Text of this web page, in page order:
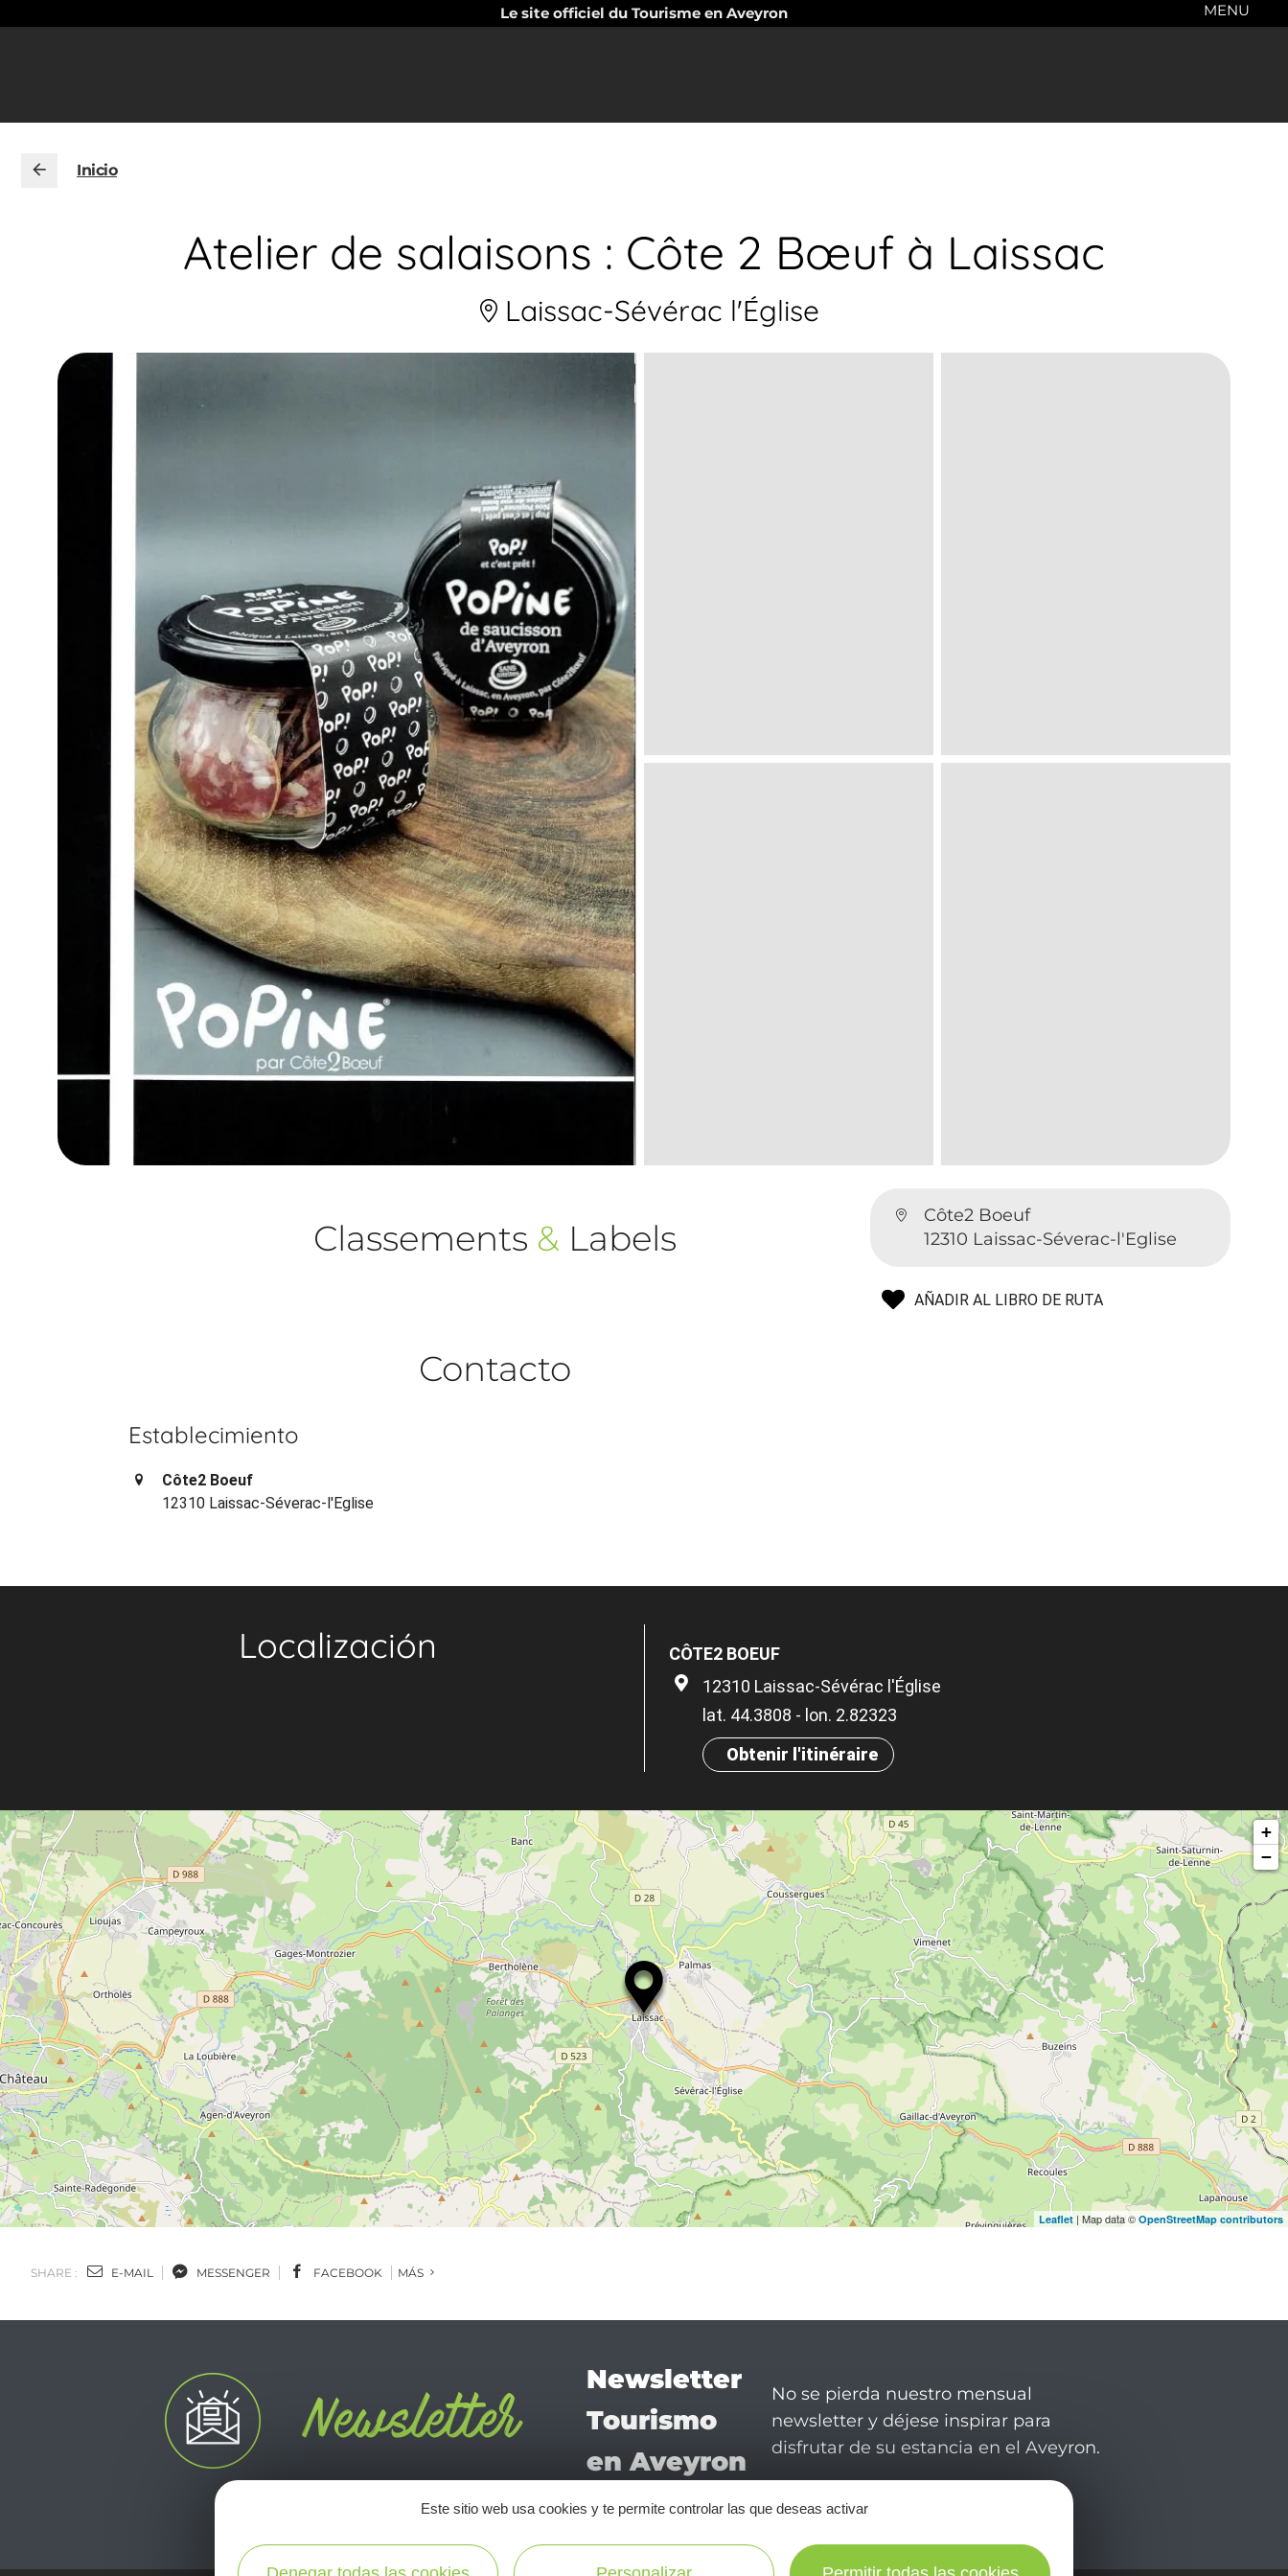
Le site officiel du Tourisme en Aveyron MENU
Inicio
Atelier de salaisons : Côte 2 Bœuf à Laissac
Laissac-Sévérac l'Église
Côte2 Boeuf
12310 Laissac-Séverac-l'Eglise
AÑADIR AL LIBRO DE RUTA
Classements & Labels
Contacto
Establecimiento
Côte2 Boeuf
12310 Laissac-Séverac-l'Eglise
Localización
CÔTE2 BOEUF
12310 Laissac-Sévérac l'Église
lat. 44.3808 - lon. 2.82323
Obtenir l'itinéraire
+
−
Leaflet| Map data © OpenStreetMap contributors
SHARE : E-MAIL MESSENGER FACEBOOK MÁS
Newsletter
Tourismo
en Aveyron
No se pierda nuestro mensual
newsletter y déjese inspirar para
disfrutar de su estancia en el Aveyron.
¡SUSCRÍBASE A NUESTRO NEWSLETTER AQUÍ!
Este sitio web usa cookies y te permite controlar las que deseas activar